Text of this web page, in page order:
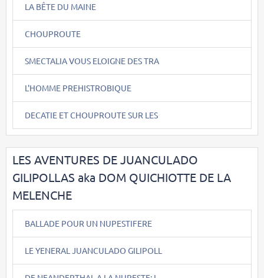
LA BÊTE DU MAINE
CHOUPROUTE
SMECTALIA VOUS ELOIGNE DES TRA
L'HOMME PREHISTROBIQUE
DECATIE ET CHOUPROUTE SUR LES
LES AVENTURES DE JUANCULADO
GILIPOLLAS aka DOM QUICHIOTTE DE LA
MELENCHE
BALLADE POUR UN NUPESTIFERE
LE YENERAL JUANCULADO GILIPOLL